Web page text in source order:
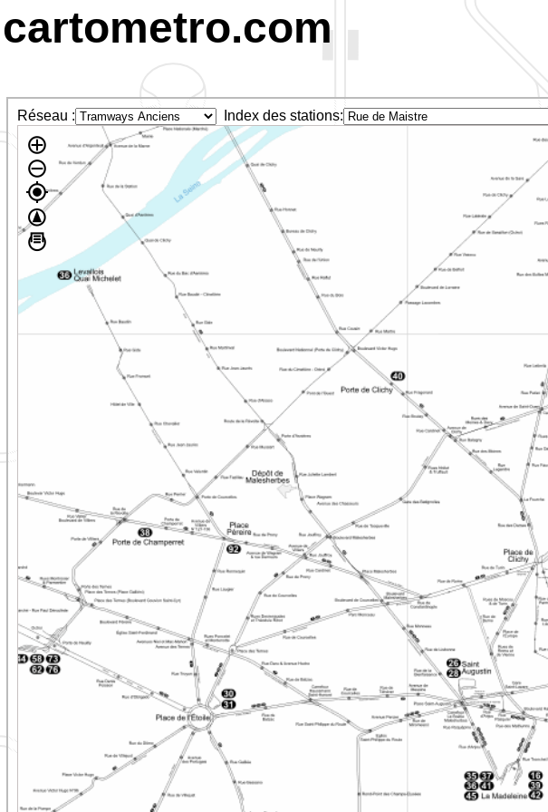
cartometro.com
Réseau : Index des stations: